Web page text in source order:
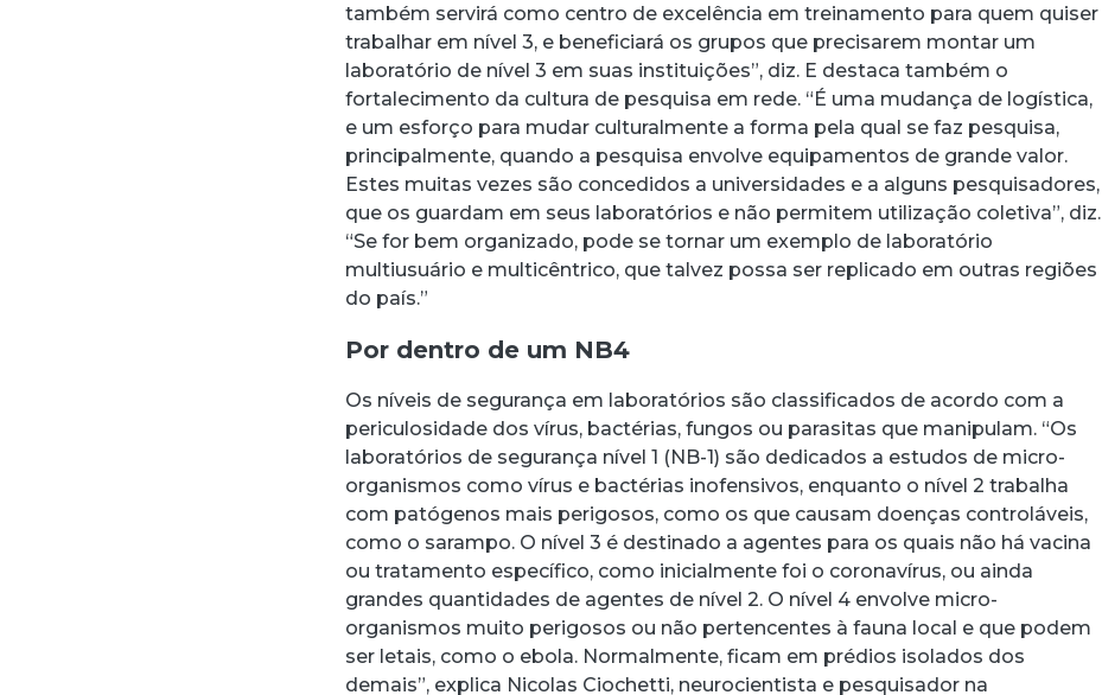
também servirá como centro de excelência em treinamento para quem quiser
trabalhar em nível 3, e beneficiará os grupos que precisarem montar um
laboratório de nível 3 em suas instituições”, diz. E destaca também o
fortalecimento da cultura de pesquisa em rede. “É uma mudança de logística,
e um esforço para mudar culturalmente a forma pela qual se faz pesquisa,
principalmente, quando a pesquisa envolve equipamentos de grande valor.
Estes muitas vezes são concedidos a universidades e a alguns pesquisadores,
que os guardam em seus laboratórios e não permitem utilização coletiva”, diz.
“Se for bem organizado, pode se tornar um exemplo de laboratório
multiusuário e multicêntrico, que talvez possa ser replicado em outras regiões
do país.”
Por dentro de um NB4
Os níveis de segurança em laboratórios são classificados de acordo com a
periculosidade dos vírus, bactérias, fungos ou parasitas que manipulam. “Os
laboratórios de segurança nível 1 (NB-1) são dedicados a estudos de micro-
organismos como vírus e bactérias inofensivos, enquanto o nível 2 trabalha
com patógenos mais perigosos, como os que causam doenças controláveis,
como o sarampo. O nível 3 é destinado a agentes para os quais não há vacina
ou tratamento específico, como inicialmente foi o coronavírus, ou ainda
grandes quantidades de agentes de nível 2. O nível 4 envolve micro-
organismos muito perigosos ou não pertencentes à fauna local e que podem
ser letais, como o ebola. Normalmente, ficam em prédios isolados dos
demais”, explica Nicolas Ciochetti, neurocientista e pesquisador na